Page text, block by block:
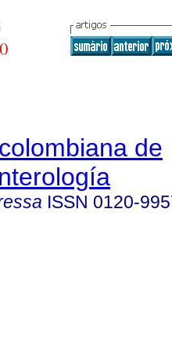
de
ISSN 0120-